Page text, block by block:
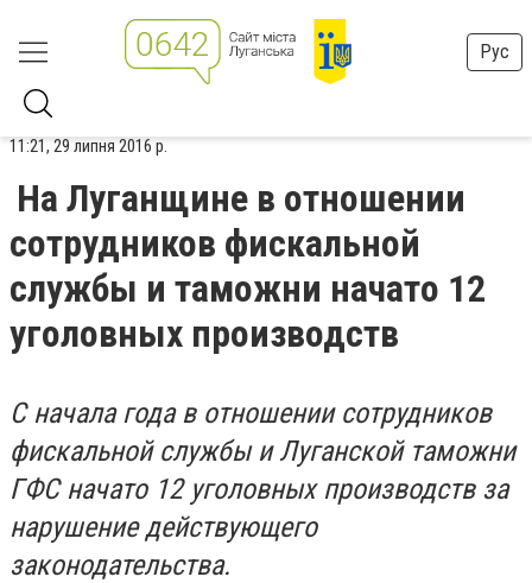
Рус
11:21, 29 липня 2016 р.
На Луганщине в отношении
сотрудников фискальной
службы и таможни начато 12
уголовных производств
С начала года в отношении сотрудников
фискальной службы и Луганской таможни
ГФС начато 12 уголовных производств за
нарушение действующего
законодательства.